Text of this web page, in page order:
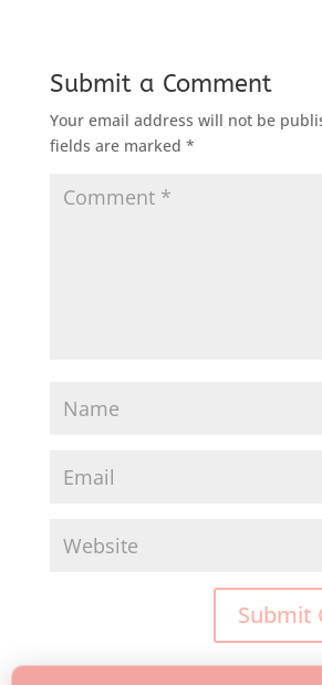
Submit a Comment
Your email address will not be
fields are marked *